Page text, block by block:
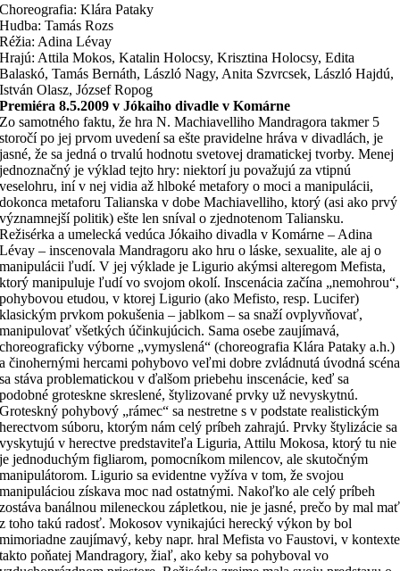
Choreografia: Klára Pataky
Hudba: Tamás Rozs
Réžia: Adina Lévay
Hrajú: Attila Mokos, Katalin Holocsy, Krisztina Holocsy, Edita
Balaskó, Tamás Bernáth, László Nagy, Anita Szvrcsek, László Hajdú,
István Olasz, József Ropog
Premiéra 8.5.2009 v Jókaiho divadle v Komárne
Zo samotného faktu, že hra N. Machiavelliho Mandragora takmer 5
storočí po jej prvom uvedení sa ešte pravidelne hráva v divadlách, je
jasné, že sa jedná o trvalú hodnotu svetovej dramatickej tvorby. Menej
jednoznačný je výklad tejto hry: niektorí ju považujú za vtipnú
veselohru, iní v nej vidia až hlboké metafory o moci a manipulácii,
dokonca metaforu Talianska v dobe Machiavelliho, ktorý (asi ako prvý
významnejší politik) ešte len sníval o zjednotenom Taliansku.
Režisérka a umelecká vedúca Jókaiho divadla v Komárne – Adina
Lévay – inscenovala Mandragoru ako hru o láske, sexualite, ale aj o
manipulácii ľudí. V jej výklade je Ligurio akýmsi alteregom Mefista,
ktorý manipuluje ľudí vo svojom okolí. Inscenácia začína „nemohrou“,
pohybovou etudou, v ktorej Ligurio (ako Mefisto, resp. Lucifer)
klasickým prvkom pokušenia – jablkom – sa snaží ovplyvňovať,
manipulovať všetkých účinkujúcich. Sama osebe zaujímavá,
choreograficky výborne „vymyslená“ (choreografia Klára Pataky a.h.)
a činohernými hercami pohybovo veľmi dobre zvládnutá úvodná scéna
sa stáva problematickou v ďalšom priebehu inscenácie, keď sa
podobné groteskne skreslené, štylizované prvky už nevyskytnú.
Groteskný pohybový „rámec“ sa nestretne s v podstate realistickým
herectvom súboru, ktorým nám celý príbeh zahrajú. Prvky štylizácie sa
vyskytujú v herectve predstaviteľa Liguria, Attilu Mokosa, ktorý tu nie
je jednoduchým figliarom, pomocníkom milencov, ale skutočným
manipulátorom. Ligurio sa evidentne vyžíva v tom, že svojou
manipuláciou získava moc nad ostatnými. Nakoľko ale celý príbeh
zostáva banálnou mileneckou zápletkou, nie je jasné, prečo by mal mať
z toho takú radosť. Mokosov vynikajúci herecký výkon by bol
mimoriadne zaujímavý, keby napr. hral Mefista vo Faustovi, v kontexte
takto poňatej Mandragory, žiaľ, ako keby sa pohyboval vo